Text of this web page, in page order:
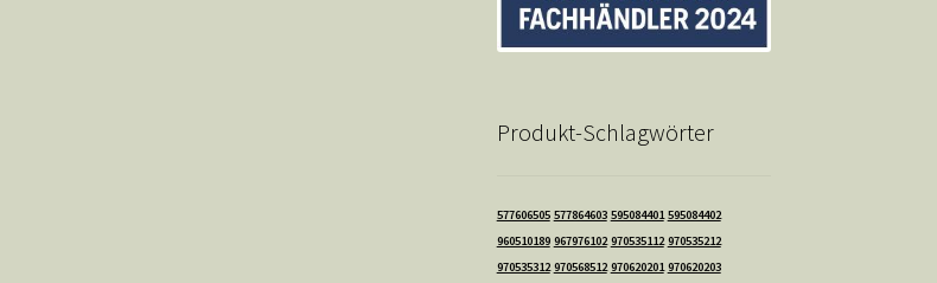
Produkt-Schlagwörter
577606505 577864603 595084401 595084402
960510189 967976102 970535112 970535212
970535312 970568512 970620201 970620203